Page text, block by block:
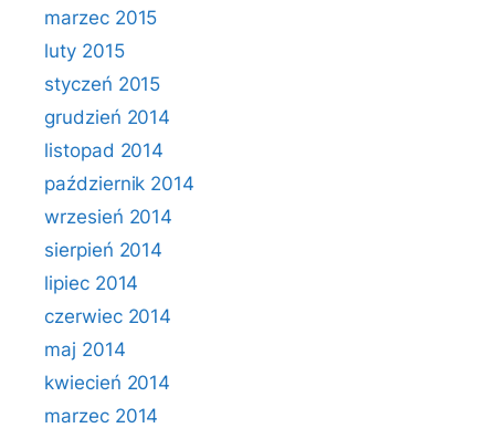
marzec 2015
luty 2015
styczeń 2015
grudzień 2014
listopad 2014
październik 2014
wrzesień 2014
sierpień 2014
lipiec 2014
czerwiec 2014
maj 2014
kwiecień 2014
marzec 2014